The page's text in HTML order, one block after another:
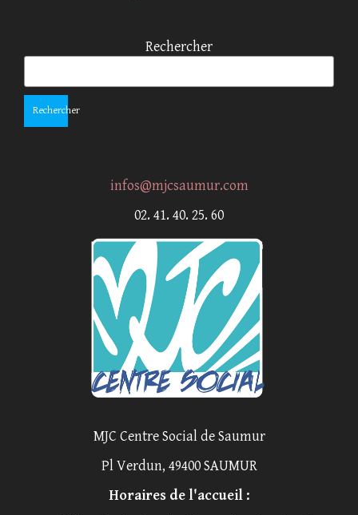
Rechercher
Rechercher
infos@mjcsaumur.com
02. 41. 40. 25. 60
MJC Centre Social de Saumur
Pl Verdun, 49400 SAUMUR
Horaires de l'accueil :